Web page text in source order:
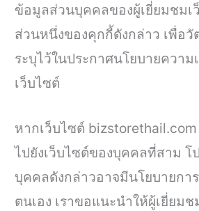
ข้อมูลส่วนบุคคลของผู้เยี่ยมชมเ
ส่วนหนึ่งของคุกกี้ดังกล่าว เพื่อ
ระบุไว้ในประกาศนโยบายควา
เว็บไซต์
หากเว็บไซต์
ไปยังเว็บไซต์ของบุคคลที่สาม โ
บุคคลดังกล่าวอาจมีนโยบายกา
ตนเอง เราขอแนะนำให้ผู้เยี่ยม